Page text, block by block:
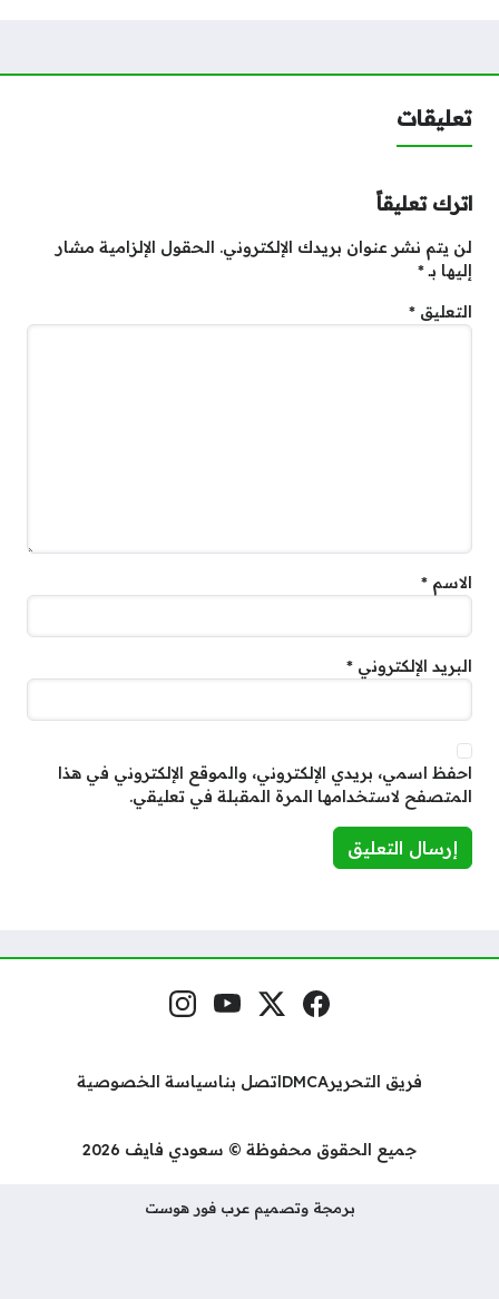
تعليقات
اترك تعليقاً
لن يتم نشر عنوان بريدك الإلكتروني. الحقول الإلزامية مشار
إليها بـ*
التعليق *
الاسم *
البريد الإلكتروني *
احفظ اسمي، بريدي الإلكتروني، والموقع الإلكتروني في هذا
المتصفح لاستخدامها المرة المقبلة في تعليقي.
مواقع التواصل فيسبوكمنصة إكس
يوتيوبإنستغرام
فريق التحريرDMCAاتصل بناسياسة الخصوصية
جميع الحقوق محفوظة © سعودي فايف 2026
برمجة وتصميم عرب فور هوست